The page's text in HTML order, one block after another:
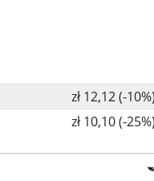
zł 12,12 (-
zł 10,10 (-